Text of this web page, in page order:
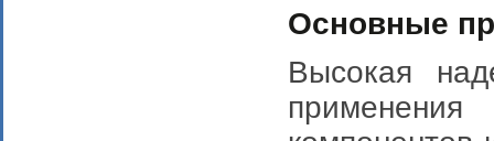
Основные
Высокая